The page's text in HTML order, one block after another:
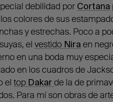
debilidad por Cortana
colores de sus
y estrechas. Poco a
el vestido Nira en
en una boda muy
en los cuadros de
el top Dakar de la de
Para mí son obras de